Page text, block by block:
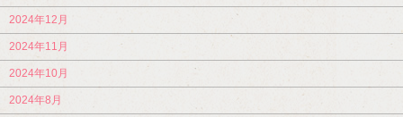
2024年12月
2024年11月
2024年10月
2024年8月